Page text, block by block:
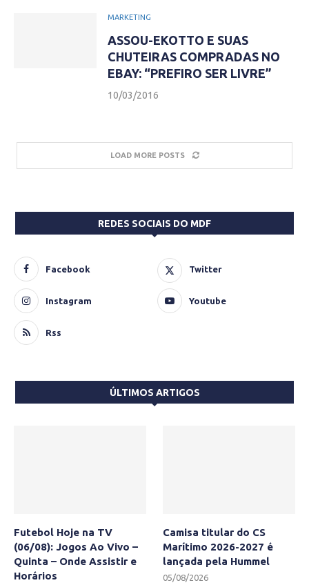
MARKETING
ASSOU-EKOTTO E SUAS
CHUTEIRAS COMPRADAS NO
EBAY: “PREFIRO SER LIVRE”
10/03/2016
LOAD MORE POSTS
REDES SOCIAIS DO MDF
Facebook Twitter
Instagram Youtube
Rss
ÚLTIMOS ARTIGOS
Futebol Hoje na TV
(06/08): Jogos Ao Vivo –
Quinta – Onde Assistir e
Horários
Camisa titular do CS
Marítimo 2026-2027 é
lançada pela Hummel
05/08/2026